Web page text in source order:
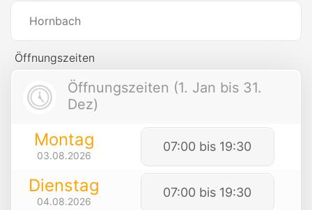
Hornbach
Öffnungszeiten
Öffnungszeiten (1. Jan bis 31.
Dez)
Montag
03.08.2026
07:00 bis 19:30
Dienstag
04.08.2026
07:00 bis 19:30